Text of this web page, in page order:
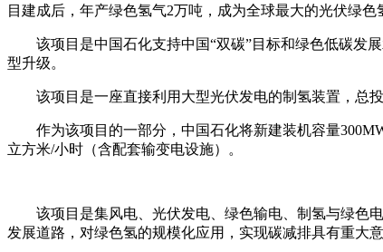
目建成后，年产绿色氢气2万吨，成为全球最大的光伏绿色
该项目是中国石化支持中国“双碳”目标和绿色低碳发
型升级。
该项目是一座直接利用大型光伏发电的制氢装置，总
作为该项目的一部分，中国石化将新建装机容量
立方米/小时（含配套输变电设施）。
该项目是集风电、光伏发电、绿色输电、制氢与绿色
发展道路，对绿色氢的规模化应用，实现碳减排具有重大意